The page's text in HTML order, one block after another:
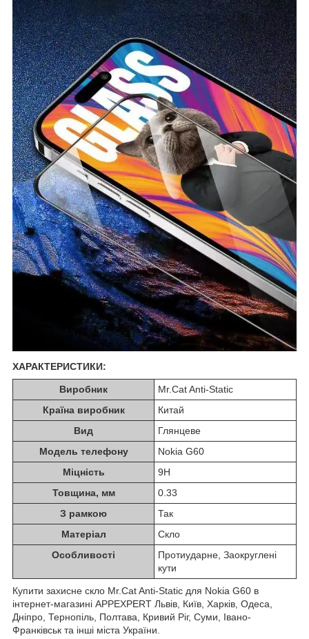
ХАРАКТЕРИСТИКИ:
Виробник
Mr.Cat Anti-Static
Країна виробник
Китай
Вид
Глянцеве
Модель телефону
Nokia G60
Міцність
9H
Товщина, мм
0.33
З рамкою
Так
Матеріал
Скло
Особливості
Протиударне, Заокруглені
кути
Купити захисне скло Mr.Cat Anti-Static для Nokia G60 в
інтернет-магазині APPEXPERT Львів, Київ, Харків, Одеса,
Дніпро, Тернопіль, Полтава, Кривий Ріг, Суми, Івано-
Франківськ та інші міста України.